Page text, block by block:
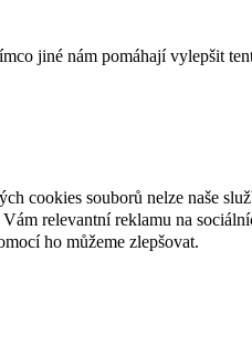
jiné nám pomáhají vylepšit
cookies souborů nelze naše
relevantní reklamu na
ho můžeme zlepšovat.